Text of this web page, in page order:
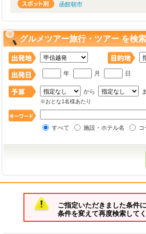
函館朝市
グルメツアー旅行・ツアー を検索
年 月 日
から
※おとな1名様あたり
すべて 施設・ホテル名 コ
ご指定いただきました条件
条件を変えて再度検索してく